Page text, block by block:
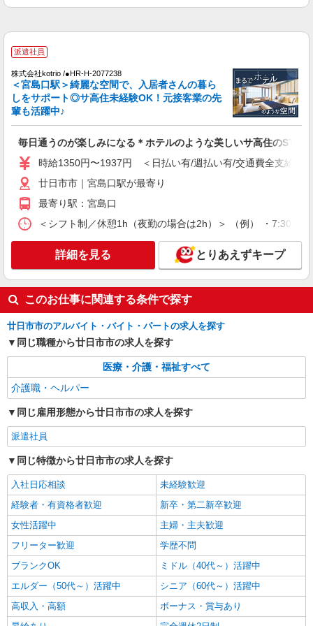
任者研修・経験者：1,550円〜 ◆介護福祉士：
能力による ★週払いOK（規定あり）
アルバイト パート 派遣社員 紹介予定派遣
日研トータルソーシング株式会社 メディカルケア事業部/広島オフィ
ス
時給1,450円〜1,600円 ◆無資格・経験者：
1,450円〜 ◆初任者研修・未経験：1,450円〜 ◆初
任者研修・経験者：1,550円〜 ◆介護福祉士：
1,600円〜 ※経験者は3ヶ月以上 ※給与幅は経験・
広島県廿日市市 【最寄駅】阿品東駅 ★マイカ
3000ヶ所以上★ 自宅から通いやすいエリアなど、
お好きな勤務地をお選び下さい！！
キープ 詳細を見る
株式会社kotrio /●HR-H-2068511
通津駅◆サ高住スタッフ◆穏やかな職場×週
3〜×残業なし
通費全支給(ガソリン代含む)＞
廿日市市｜最寄り駅≪廿日市≫
キープ 詳細を見る
アルバイト パート 派遣社員 紹介予定派遣
日研トータルソーシング株式会社 メディカルケア事業部/広島オフィ
ス
介護スタッフ／資格あり or 経験者
1,450円〜 ◆初任者研修・未経験：1,450円〜 ◆初
任者研修・経験者：1,550円〜 ◆介護福祉士：
1,600円〜 ※経験者は3ヶ月以上 ※給与幅は経験・
能力による ★週払いOK（規定あり）
広島県廿日市市 【最寄駅】前空駅 ★マイカ
ー・バイク通勤もOK！（規定あり） ★勤務地は
3000ヶ所以上★ 自宅から通いやすいエリアなど、
お好きな勤務地をお選び下さい！！
キープ
アルバイト パート 派遣社員 紹介予定派遣
日研トータルソーシング株式会社 メディカルケア事業部/広島オフィ
ス
未経験・無資格OKの介護スタッフ
派遣社員
株式会社kotrio /●HR-H-2077238
＜宮島口駅＞綺麗な空間で、入居者さんの暮ら
しをサポート◎サ高住未経験OK！元接客業の先
輩も活躍中♪
毎日通うのが楽しみになる＊ホテルのような美しいサ高住のSTAFF
時給1350円〜1937円 ＜日払い有/週払い有/交通費全支給(ガ
廿日市市｜宮島口駅が最寄り
最寄り駅：宮島口
＜シフト制／休憩1h（夜勤の場合は2h）＞ （例） ・7:30
詳細を見る とりあえずキープ
このお仕事に関連する条件で探す
廿日市市のアルバイト・バイト・パートの求人を探す
同じ職種から廿日市市の求人を探す
医療・介護・福祉すべて
介護職・ヘルパー
同じ雇用形態から廿日市市の求人を探す
派遣社員
同じ特徴から廿日市市の求人を探す
入社日応相談
未経験歓迎
経験者・有資格者歓迎
新卒・第二新卒歓迎
女性活躍中
主婦・主夫歓迎
フリーター歓迎
学歴不問
ブランクOK
ミドル（40代～）活躍中
エルダー（50代～）活躍中
シニア（60代～）活躍中
高収入・高額
ボーナス・賞与あり